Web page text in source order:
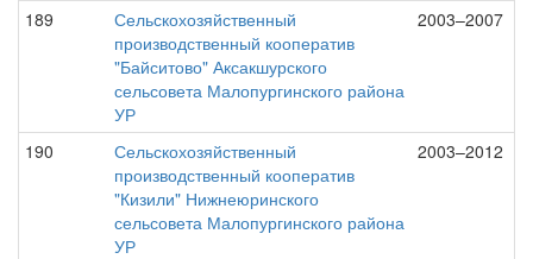
189
Сельскохозяйственный
производственный кооператив
"Байситово" Аксакшурского
сельсовета Малопургинского района
УР
2003–2007
190
Сельскохозяйственный
производственный кооператив
"Кизили" Нижнеюринского
сельсовета Малопургинского района
УР
2003–2012